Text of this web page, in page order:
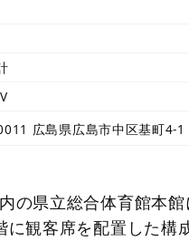
広島県広島市中区基町4-1
の県立総合体育館本
に観客席を配置した構